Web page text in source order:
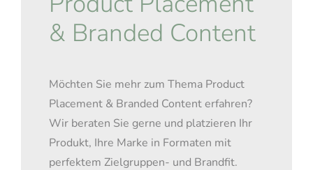
& Branded Content
Möchten Sie mehr zum Thema Product
Placement & Branded Content erfahren?
Wir beraten Sie gerne und platzieren Ihr
Produkt, Ihre Marke in Formaten mit
perfektem Zielgruppen- und Brandfit.